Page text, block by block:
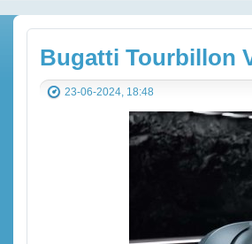
Bugatti Tourbillon
23-06-2024, 18:48